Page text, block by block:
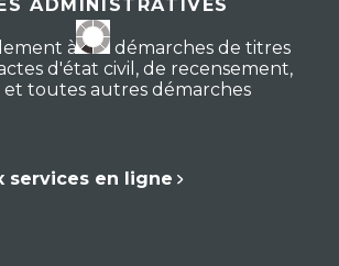
ADMINISTRATIVES
à vos démarches de titres
d'état civil, de recensement,
toutes autres démarches
services en ligne